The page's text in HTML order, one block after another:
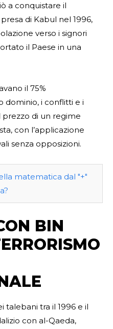
a conquistare il
di Kabul nel 1996,
verso i signori
il Paese in una
il 75%
dominio, i conflitti e i
prezzo di un regime
con l’applicazione
senza opposizioni.
matematica dal "+"
BIN
talebani tra il 1996 e il
con al-Qaeda,